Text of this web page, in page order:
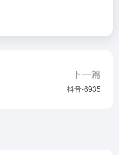
下一篇
抖音-6935